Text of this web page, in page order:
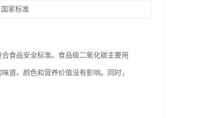
国家标准
食品安全标准。食品级二氧化碳主要用
道、颜色和营养价值没有影响。同时，